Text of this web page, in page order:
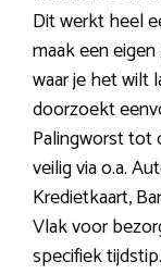
Dit werkt heel
maak een
waar je het wilt
doorzoekt
Palingworst tot
veilig via o.a.
Kredietkaart,
Vlak voor
specifiek tijdstip.